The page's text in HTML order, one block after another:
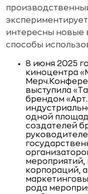
интересны новые
способы
8 июня 2025
киноцентра
выступила
брендом
одной
создателей
мероприятий,
корпораций,
рода